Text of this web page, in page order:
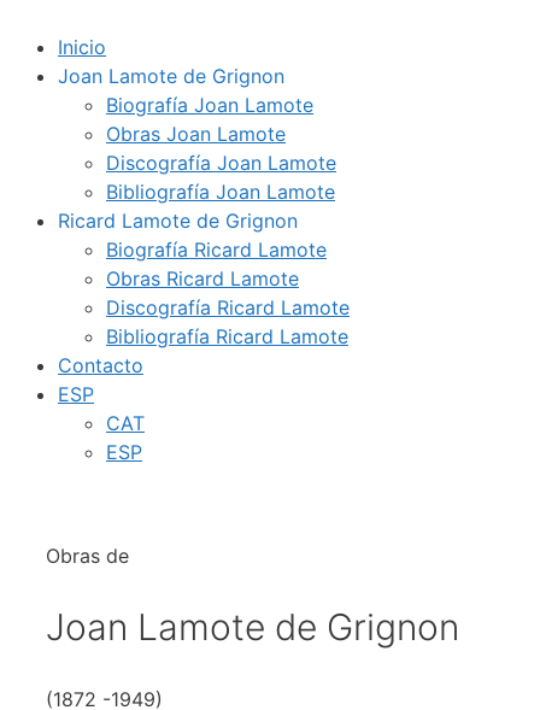
Inicio
Joan Lamote de Grignon
Biografía Joan Lamote
Obras Joan Lamote
Discografía Joan Lamote
Bibliografía Joan Lamote
Ricard Lamote de Grignon
Biografía Ricard Lamote
Obras Ricard Lamote
Discografía Ricard Lamote
Bibliografía Ricard Lamote
Contacto
ESP
CAT
ESP
Obras de
Joan Lamote de Grignon
(1872 -1949)